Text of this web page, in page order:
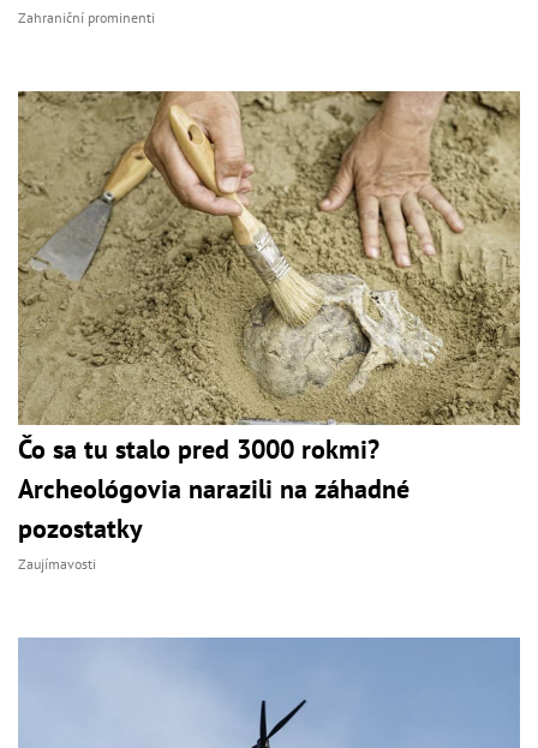
Zahraniční prominenti
Čo sa tu stalo pred 3000 rokmi?
Archeológovia narazili na záhadné
pozostatky
Zaujímavosti